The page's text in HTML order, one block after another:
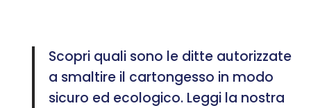
Scopri quali sono le ditte autorizzate
a smaltire il cartongesso in modo
sicuro ed ecologico. Leggi la nostra